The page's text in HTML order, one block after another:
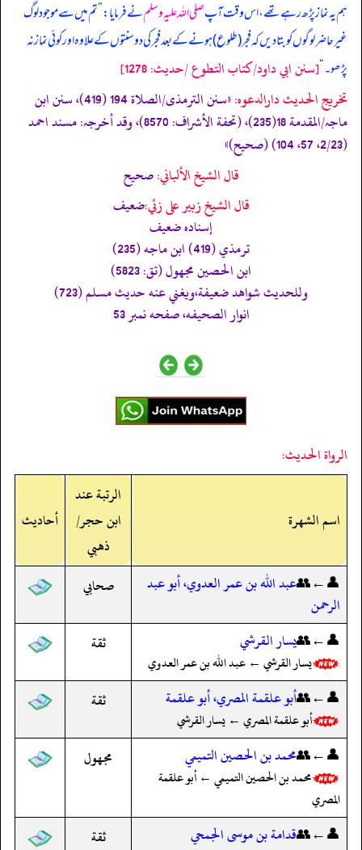
ہم یہ نماز پڑھ رہے تھے، اس وقت آپصلی اللہ علیہ وسلمنے فرمایا:”تم میں سے موجود لوگ
غیر حاضر لوگوں کو بتا دیں کہ فجر (طلوع) ہونے کے بعد فجر کی دو سنتوں کے علاوہ اور کوئی نماز نہ
پڑھو۔‏‏‏‏“[سنن ابي داود/كتاب التطوع /حدیث: 1278]
تخریج الحدیث دارالدعوہ:
«‏‏‏‏سنن الترمذی/الصلاة 194 (419)، سنن ابن
ماجہ/المقدمة 18(235)، (تحفة الأشراف: 8570)، وقد أخرجہ: مسند احمد
(2/23، 57، 104) (صحیح)»
قال الشيخ الألباني:صحيح
قال الشيخ زبير على زئي:ضعيف
إسناده ضعيف
ترمذي (419) ابن ماجه (235)
ابن الحصين مجهول (تق: 5823)
وللحديث شواهد ضعيفة،ويغني عنه حديث مسلم (723)
انوار الصحيفه، صفحه نمبر 53
الرواة الحديث:
اسم الشهرة
الرتبة عند
ابن حجر/
ذهبي
أحاديث
👤←👥عبد الله بن عمر العدوي، أبو عبد
الرحمن
صحابي
👤←👥يسار القرشي
يسار القرشي ← عبد الله بن عمر العدوي
ثقة
👤←👥أبو علقمة المصري، أبو علقمة
أبو علقمة المصري ← يسار القرشي
ثقة
👤←👥محمد بن الحصين التميمي
محمد بن الحصين التميمي ← أبو علقمة
المصري
مجهول
👤←👥قدامة بن موسى الجمحي ثقة